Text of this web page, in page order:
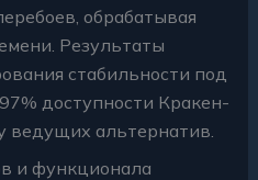
обрабатывая
Результаты
стабильности под
доступности Кракен-
ведущих альтернатив.
и функционала